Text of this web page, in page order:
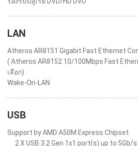
LAN
Atheros AR8151 Gigabit Fast Ethernet
( Atheros AR8152 10/100Mbps Fast
เลือก)
Wake-On-LAN
USB
Support by AMD A50M Express Chipset
2 X USB 3.2 Gen 1x1 port(s) up to 5Gb/s